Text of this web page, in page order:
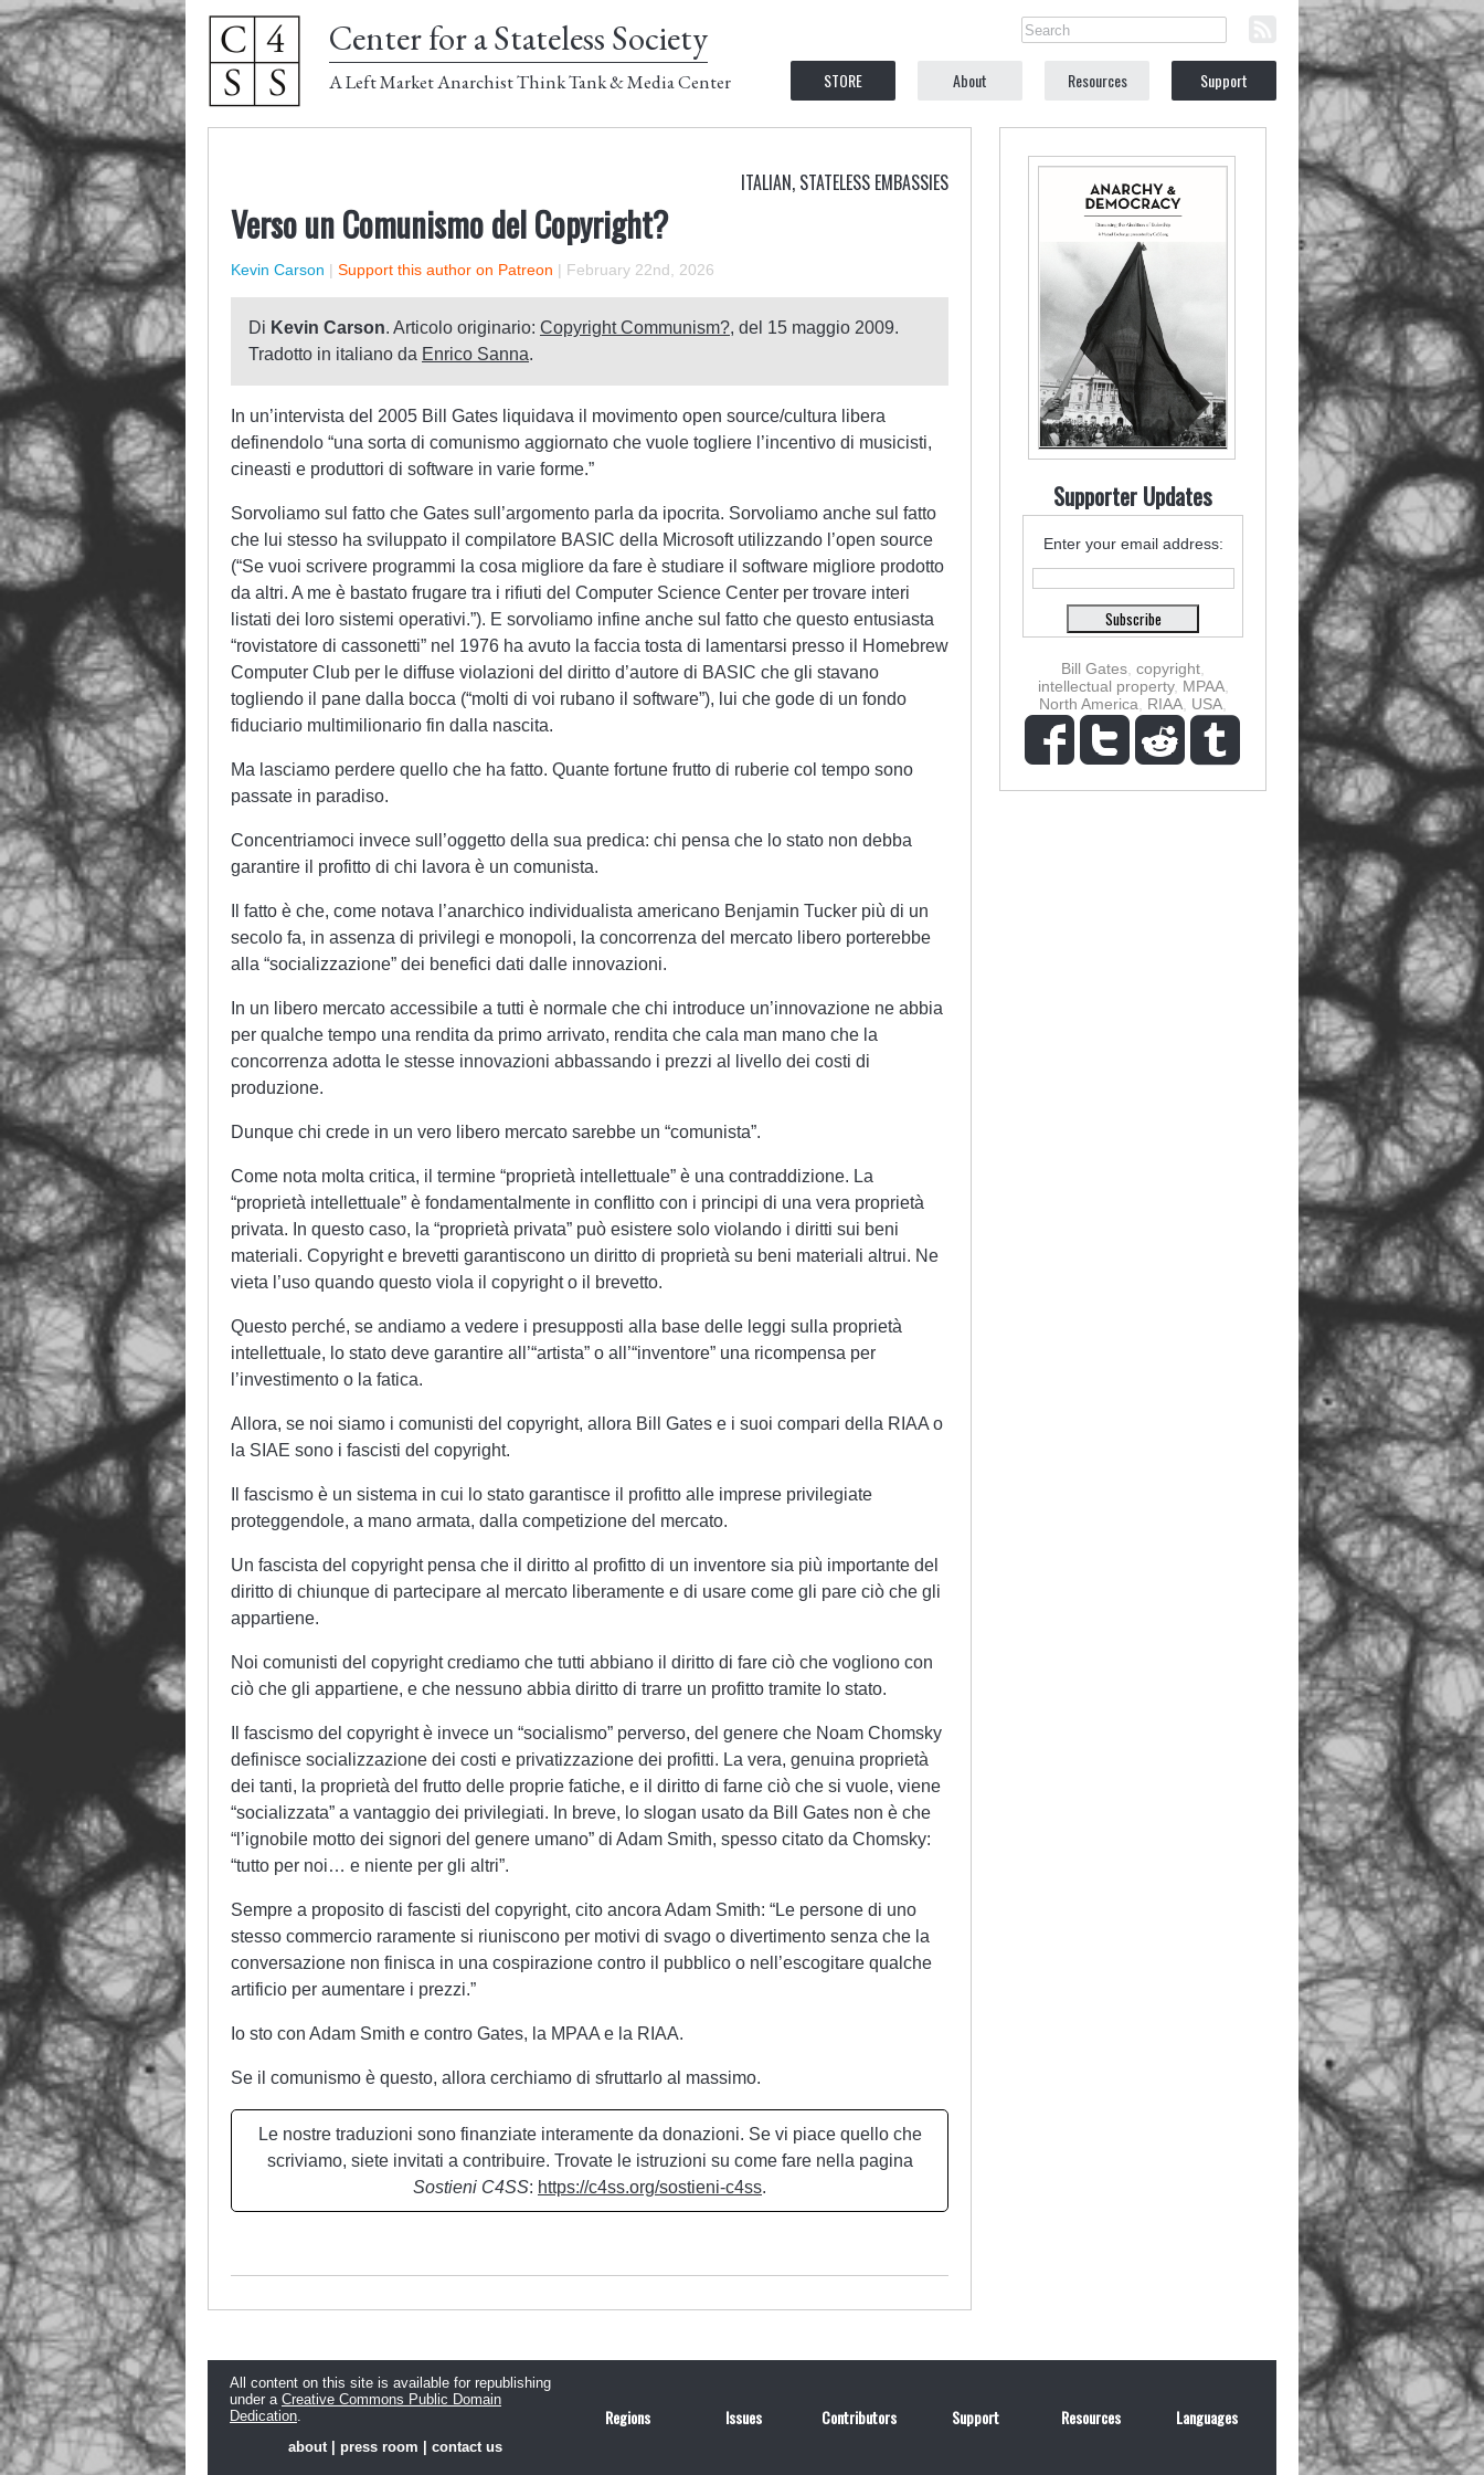
Center for a Stateless Society
A Left Market Anarchist Think Tank & Media Center STORE About Resources Support
ITALIAN, STATELESS EMBASSIES
Verso un Comunismo del Copyright?
Kevin Carson | Support this author on Patreon | February 22nd, 2026
Di Kevin Carson. Articolo originario: Copyright Communism?, del 15 maggio 2009.
Tradotto in italiano da Enrico Sanna.
In un’intervista del 2005 Bill Gates liquidava il movimento open source/cultura libera
definendolo “una sorta di comunismo aggiornato che vuole togliere l’incentivo di musicisti,
cineasti e produttori di software in varie forme.”
Sorvoliamo sul fatto che Gates sull’argomento parla da ipocrita. Sorvoliamo anche sul fatto
che lui stesso ha sviluppato il compilatore BASIC della Microsoft utilizzando l’open source
(“Se vuoi scrivere programmi la cosa migliore da fare è studiare il software migliore prodotto
da altri. A me è bastato frugare tra i rifiuti del Computer Science Center per trovare interi
listati dei loro sistemi operativi.”). E sorvoliamo infine anche sul fatto che questo entusiasta
“rovistatore di cassonetti” nel 1976 ha avuto la faccia tosta di lamentarsi presso il Homebrew
Computer Club per le diffuse violazioni del diritto d’autore di BASIC che gli stavano
togliendo il pane dalla bocca (“molti di voi rubano il software”), lui che gode di un fondo
fiduciario multimilionario fin dalla nascita.
Ma lasciamo perdere quello che ha fatto. Quante fortune frutto di ruberie col tempo sono
passate in paradiso.
Concentriamoci invece sull’oggetto della sua predica: chi pensa che lo stato non debba
garantire il profitto di chi lavora è un comunista.
Il fatto è che, come notava l’anarchico individualista americano Benjamin Tucker più di un
secolo fa, in assenza di privilegi e monopoli, la concorrenza del mercato libero porterebbe
alla “socializzazione” dei benefici dati dalle innovazioni.
In un libero mercato accessibile a tutti è normale che chi introduce un’innovazione ne abbia
per qualche tempo una rendita da primo arrivato, rendita che cala man mano che la
concorrenza adotta le stesse innovazioni abbassando i prezzi al livello dei costi di
produzione.
Dunque chi crede in un vero libero mercato sarebbe un “comunista”.
Come nota molta critica, il termine “proprietà intellettuale” è una contraddizione. La
“proprietà intellettuale” è fondamentalmente in conflitto con i principi di una vera proprietà
privata. In questo caso, la “proprietà privata” può esistere solo violando i diritti sui beni
materiali. Copyright e brevetti garantiscono un diritto di proprietà su beni materiali altrui. Ne
vieta l’uso quando questo viola il copyright o il brevetto.
Questo perché, se andiamo a vedere i presupposti alla base delle leggi sulla proprietà
intellettuale, lo stato deve garantire all’“artista” o all’“inventore” una ricompensa per
l’investimento o la fatica.
Allora, se noi siamo i comunisti del copyright, allora Bill Gates e i suoi compari della RIAA o
la SIAE sono i fascisti del copyright.
Il fascismo è un sistema in cui lo stato garantisce il profitto alle imprese privilegiate
proteggendole, a mano armata, dalla competizione del mercato.
Un fascista del copyright pensa che il diritto al profitto di un inventore sia più importante del
diritto di chiunque di partecipare al mercato liberamente e di usare come gli pare ciò che gli
appartiene.
Noi comunisti del copyright crediamo che tutti abbiano il diritto di fare ciò che vogliono con
ciò che gli appartiene, e che nessuno abbia diritto di trarre un profitto tramite lo stato.
Il fascismo del copyright è invece un “socialismo” perverso, del genere che Noam Chomsky
definisce socializzazione dei costi e privatizzazione dei profitti. La vera, genuina proprietà
dei tanti, la proprietà del frutto delle proprie fatiche, e il diritto di farne ciò che si vuole, viene
“socializzata” a vantaggio dei privilegiati. In breve, lo slogan usato da Bill Gates non è che
“l’ignobile motto dei signori del genere umano” di Adam Smith, spesso citato da Chomsky:
“tutto per noi… e niente per gli altri”.
Sempre a proposito di fascisti del copyright, cito ancora Adam Smith: “Le persone di uno
stesso commercio raramente si riuniscono per motivi di svago o divertimento senza che la
conversazione non finisca in una cospirazione contro il pubblico o nell’escogitare qualche
artificio per aumentare i prezzi.”
Io sto con Adam Smith e contro Gates, la MPAA e la RIAA.
Se il comunismo è questo, allora cerchiamo di sfruttarlo al massimo.
Le nostre traduzioni sono finanziate interamente da donazioni. Se vi piace quello che
scriviamo, siete invitati a contribuire. Trovate le istruzioni su come fare nella pagina
Sostieni C4SS: https://c4ss.org/sostieni-c4ss.
Supporter Updates
Enter your email address:
Bill Gates copyright
intellectual property, MPAA,
North America
RIAA USA
All content on this site is available for republishing
under a Creative Commons Public Domain
Dedication.
about| press room contact us
Regions Issues Contributors Support Resources Languages